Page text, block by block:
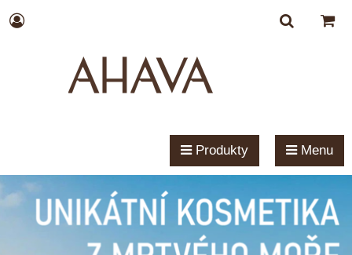
Produkty Menu